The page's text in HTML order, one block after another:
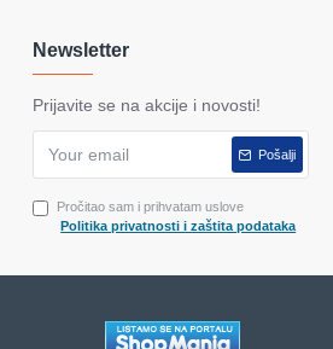
Newsletter
Prijavite se na akcije i novosti!
Pošalji
Pročitao sam i prihvatam uslove
Politika privatnosti i zaštita podataka